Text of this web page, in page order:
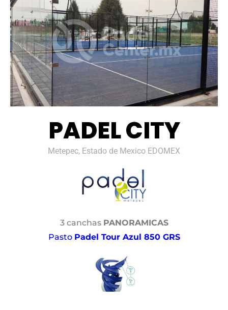
PADEL CITY
Metepec, Estado de Mexico EDOMEX
3 canchas PANORAMICAS
Pasto Padel Tour Azul 850 GRS